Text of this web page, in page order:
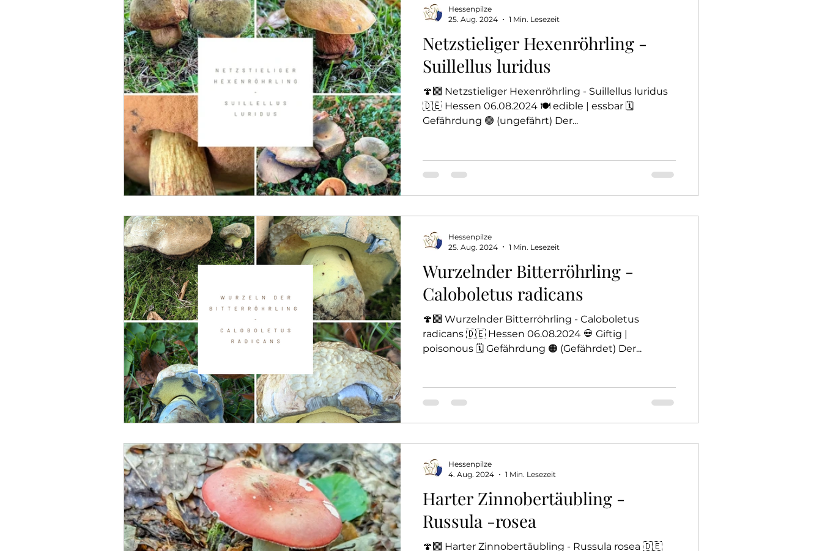
Ektomykorrhiza mit
Netzstieliger Hexenröhrling -
Suillellus luridus
🍄‍🟫 Netzstieliger Hexenröhrling - Suillellus luridus
🇩🇪 Hessen 06.08.2024 🍽️ edible | essbar 🗓️
Gefährdung 🟢 (ungefährt) Der...
Hessenpilze
25. Aug. 2024
1 Min. Lesezeit
Wurzelnder Bitterröhrling -
Caloboletus radicans
🍄‍🟫 Wurzelnder Bitterröhrling - Caloboletus
radicans 🇩🇪 Hessen 06.08.2024 💀 Giftig |
poisonous 🗓️ Gefährdung 🟠 (Gefährdet) Der...
Hessenpilze
25. Aug. 2024
1 Min. Lesezeit
Harter Zinnobertäubling -
Russula -rosea
🍄‍🟫 Harter Zinnobertäubling - Russula rosea 🇩🇪
Hessenpilze
4. Aug. 2024
1 Min. Lesezeit